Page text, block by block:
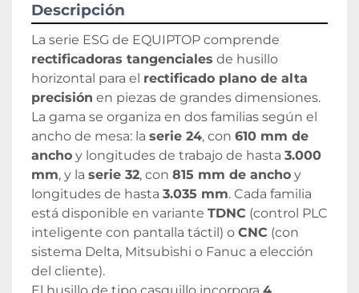
Descripción
rectificadoras tangenciales de husillo
horizontal para el rectificado plano de alta
precisión en piezas de grandes dimensiones.
La gama se organiza en dos familias según el
ancho de mesa: la serie 24, con 610 mm de
ancho y longitudes de trabajo de hasta 3.000
mm, y la serie 32, con 815 mm de ancho y
longitudes de hasta 3.035 mm. Cada familia
está disponible en variante TDNC (control PLC
inteligente con pantalla táctil) o CNC (con
sistema Delta, Mitsubishi o Fanuc a elección
del cliente).